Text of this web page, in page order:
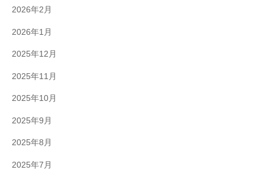
2026年2月
2026年1月
2025年12月
2025年11月
2025年10月
2025年9月
2025年8月
2025年7月